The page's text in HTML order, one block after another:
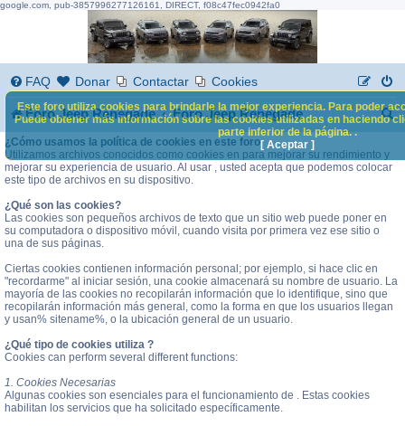
google.com, pub-3857996277126161, DIRECT, f08c47fec0942fa0
FAQ Donar Contactar Cookies
Foro Jeep Renegade Foro Jeep Renegade
B
s
¿Cómo usamos la política de cookies en este foro
Utilizamos archivos conocidos como cookies en para mejorar su rendimiento y
mejorar su experiencia de usuario. Al usar , usted acepta que podemos colocar
este tipo de archivos en su dispositivo.
¿Qué son las cookies?
Las cookies son pequeños archivos de texto que un sitio web puede poner en
su computadora o dispositivo móvil, cuando visita por primera vez ese sitio o
una de sus páginas.
Ciertas cookies contienen información personal; por ejemplo, si hace clic en
"recordarme" al iniciar sesión, una cookie almacenará su nombre de usuario. La
mayoría de las cookies no recopilarán información que lo identifique, sino que
recopilarán información más general, como la forma en que los usuarios llegan
y usan% sitename%, o la ubicación general de un usuario.
¿Qué tipo de cookies utiliza ?
Cookies can perform several different functions:
1. Cookies Necesarias
Algunas cookies son esenciales para el funcionamiento de . Estas cookies
habilitan los servicios que ha solicitado específicamente.
Este foro utiliza cookies para brindarle la mejor experiencia. Para poder
Puede obtener más información sobre las cookies utilizadas en haciendo
parte inferior de la página. .
[ Aceptar ]